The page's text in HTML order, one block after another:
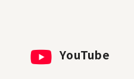
YouTube